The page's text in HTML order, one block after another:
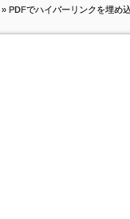
» PDFでハイパーリンクを埋め